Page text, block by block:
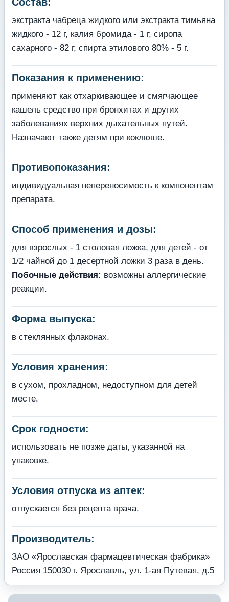
экстракта чабреца жидкого или экстракта тимьяна
жидкого - 12 г, калия бромида - 1 г, сиропа
сахарного - 82 г, спирта этилового 80% - 5 г.
Показания к применению:
применяют как отхаркивающее и смягчающее
кашель средство при бронхитах и других
заболеваниях верхних дыхательных путей.
Назначают также детям при коклюше.
Противопоказания:
индивидуальная непереносимость к компонентам
препарата.
Способ применения и дозы:
для взрослых - 1 столовая ложка, для детей - от
1/2 чайной до 1 десертной ложки 3 раза в день.
Побочные действия: возможны аллергические
реакции.
Форма выпуска:
в стеклянных флаконах.
Условия хранения:
в сухом, прохладном, недоступном для детей
месте.
Срок годности:
использовать не позже даты, указанной на
упаковке.
Условия отпуска из аптек:
отпускается без рецепта врача.
Производитель:
ЗАО «Ярославская фармацевтическая фабрика»
Россия 150030 г. Ярославль, ул. 1-ая Путевая, д.5